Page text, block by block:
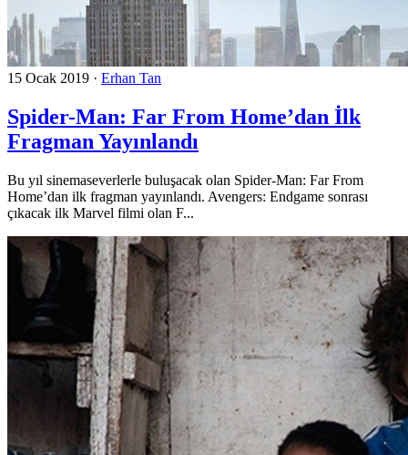
15 Ocak 2019 · Erhan Tan
Spider-Man: Far From Home’dan İlk
Fragman Yayınlandı
Bu yıl sinemaseverlerle buluşacak olan Spider-Man: Far From
Home’dan ilk fragman yayınlandı. Avengers: Endgame sonrası
çıkacak ilk Marvel filmi olan F...